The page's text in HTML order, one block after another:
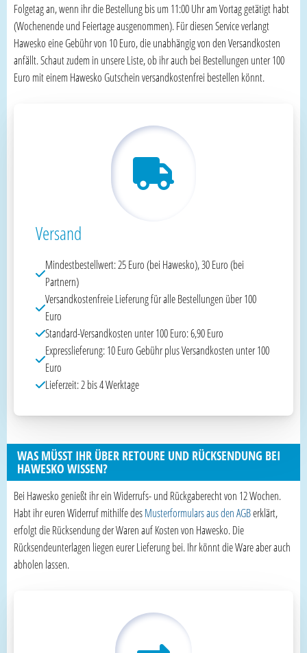
Folgetag an, wenn ihr die Bestellung bis um 11:00 Uhr am Vortag getätigt habt
(Wochenende und Feiertage ausgenommen). Für diesen Service verlangt
Hawesko eine Gebühr von 10 Euro, die unabhängig von den Versandkosten
anfällt. Schaut zudem in unsere Liste, ob ihr auch bei Bestellungen unter 100
Euro mit einem Hawesko Gutschein versandkostenfrei bestellen könnt.
Versand
Mindestbestellwert: 25 Euro (bei Hawesko), 30 Euro (bei
Partnern)
Versandkostenfreie Lieferung für alle Bestellungen über 100
Euro
Standard-Versandkosten unter 100 Euro: 6,90 Euro
Expresslieferung: 10 Euro Gebühr plus Versandkosten unter 100
Euro
Lieferzeit: 2 bis 4 Werktage
WAS MÜSST IHR ÜBER RETOURE UND RÜCKSENDUNG BEI
HAWESKO WISSEN?
Bei Hawesko genießt ihr ein Widerrufs- und Rückgaberecht von 12 Wochen.
Habt ihr euren Widerruf mithilfe desMusterformulars aus den AGBerklärt,
erfolgt die Rücksendung der Waren auf Kosten von Hawesko. Die
Rücksendeunterlagen liegen eurer Lieferung bei. Ihr könnt die Ware aber auch
abholen lassen.